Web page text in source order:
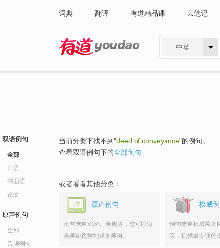
词典 翻译 有道精品课 云笔记
中英
双语例句
全部
口语
书面语
论文
原声例句
全部
音频例句
当前分类下找不到"deed of conveyance"的例句。
查看双语例句下的全部例句
或者看看其他分类：
原声例句
例句来自VOA、美剧等，您可以边
看美剧边学地道的美语。
权威
例句来自权威英文
等，提供最专业的